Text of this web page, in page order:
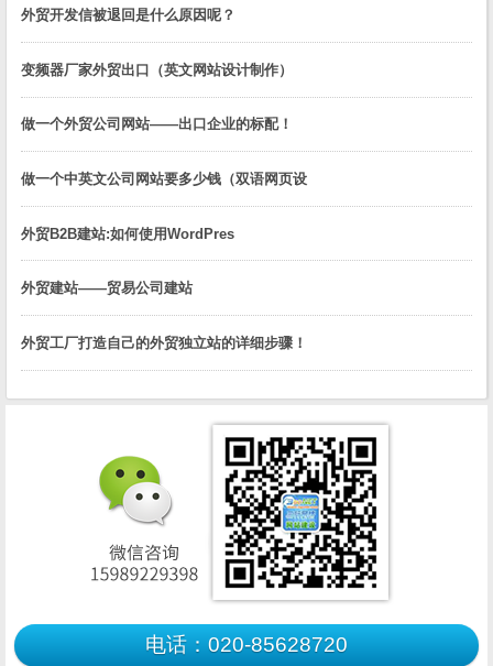
外贸开发信被退回是什么原因呢？
变频器厂家外贸出口（英文网站设计制作）
做一个外贸公司网站——出口企业的标配！
做一个中英文公司网站要多少钱（双语网页设
外贸B2B建站:如何使用WordPres
外贸建站——贸易公司建站
外贸工厂打造自己的外贸独立站的详细步骤！
电话：020-85628720